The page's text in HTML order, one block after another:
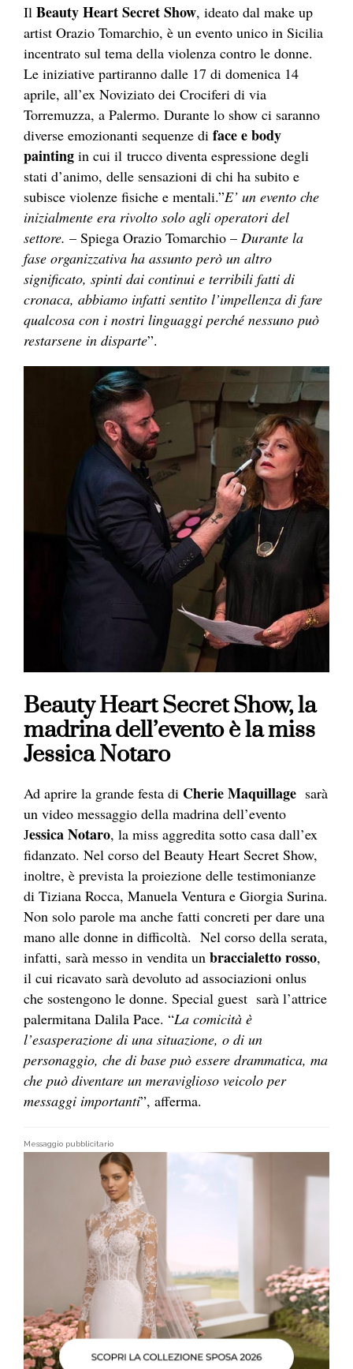
Il Beauty Heart Secret Show, ideato dal make up
artist Orazio Tomarchio, è un evento unico in Sicilia
incentrato sul tema della violenza contro le donne.
Le iniziative partiranno dalle 17 di domenica 14
aprile, all’ex Noviziato dei Crociferi di via
Torremuzza, a Palermo. Durante lo show ci saranno
diverse emozionanti sequenze di face e body
painting in cui il trucco diventa espressione degli
stati d’animo, delle sensazioni di chi ha subito e
subisce violenze fisiche e mentali.”E’ un evento che
inizialmente era rivolto solo agli operatori del
settore. – Spiega Orazio Tomarchio – Durante la
fase organizzativa ha assunto però un altro
significato, spinti dai continui e terribili fatti di
cronaca, abbiamo infatti sentito l’impellenza di fare
qualcosa con i nostri linguaggi perché nessuno può
restarsene in disparte”.
Beauty Heart Secret Show, la
madrina dell’evento è la miss
Jessica Notaro
Ad aprire la grande festa di Cherie Maquillage sarà
un video messaggio della madrina dell’evento
Jessica Notaro, la miss aggredita sotto casa dall’ex
fidanzato. Nel corso del Beauty Heart Secret Show,
inoltre, è prevista la proiezione delle testimonianze
di Tiziana Rocca, Manuela Ventura e Giorgia Surina.
Non solo parole ma anche fatti concreti per dare una
mano alle donne in difficoltà. Nel corso della serata,
infatti, sarà messo in vendita un braccialetto rosso,
il cui ricavato sarà devoluto ad associazioni onlus
che sostengono le donne. Special guest sarà l’attrice
palermitana Dalila Pace. “La comicità è
l’esasperazione di una situazione, o di un
personaggio, che di base può essere drammatica, ma
che può diventare un meraviglioso veicolo per
messaggi importanti”, afferma.
Messaggio pubblicitario